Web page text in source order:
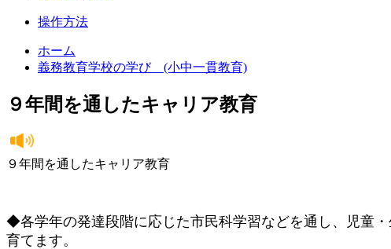
操作方法
ホーム
義務教育学校の学び (小中一貫教育)
９年間を通したキャリア教育
９年間を通したキャリア教育
◆各学年の発達段階に応じた市民科学習などを通し、児童
育てます。